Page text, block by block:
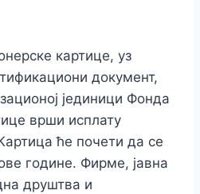
картице, уз
документ,
јединици Фонда
врши исплату
ће почети да се
године. Фирме, јавна
друштва и